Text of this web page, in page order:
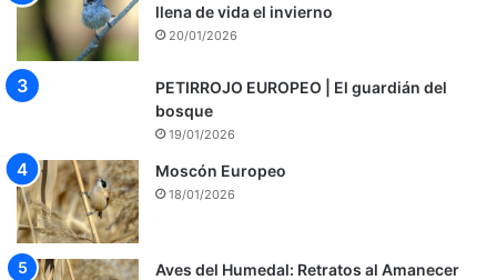
llena de vida el invierno
20/01/2026
PETIRROJO EUROPEO | El guardián del
bosque
19/01/2026
Moscón Europeo
18/01/2026
Aves del Humedal: Retratos al Amanecer